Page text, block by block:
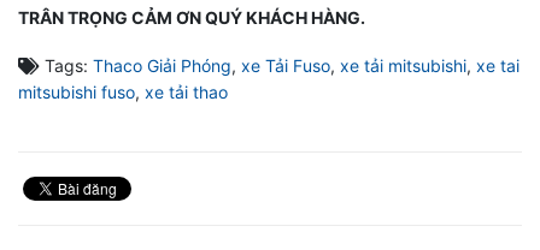
TRÂN TRỌNG CẢM ƠN QUÝ KHÁCH HÀNG.
Tags: Thaco Giải Phóng, xe Tải Fuso, xe tải mitsubishi, xe tai
mitsubishi fuso, xe tải thao